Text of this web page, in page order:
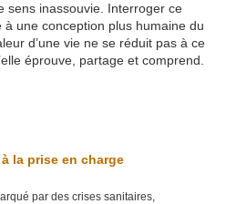
sens inassouvie. Interroger ce
à une conception plus humaine du
d’une vie ne se réduit pas à ce
éprouve, partage et comprend.
la prise en charge
par des crises sanitaires,